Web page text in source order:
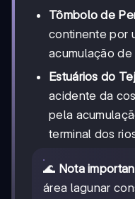
Tômbolo de
continente por
acumulação
Estuários do
acidente da
pela
terminal dos
🌊 Nota
área lagunar